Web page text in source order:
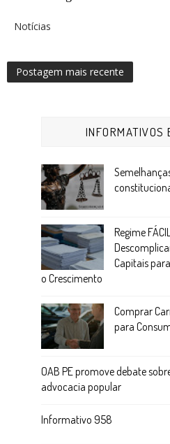
Notícias
Postagem mais recente
INFORMATIVOS
Regime
Capitais
o Crescimento
Comprar
para
OAB PE promove debate
advocacia popular
Informativo 958